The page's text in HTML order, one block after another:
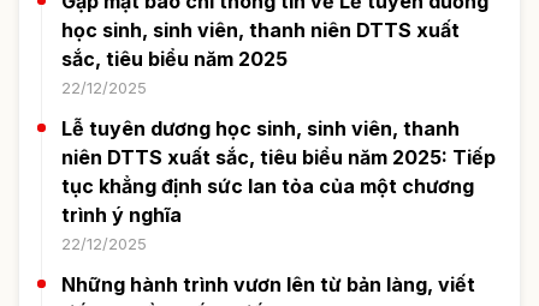
học sinh, sinh viên, thanh niên DTTS xuất
sắc, tiêu biểu năm 2025
22/12/2025
Lễ tuyên dương học sinh, sinh viên, thanh
niên DTTS xuất sắc, tiêu biểu năm 2025: Tiếp
tục khẳng định sức lan tỏa của một chương
trình ý nghĩa
22/12/2025
Những hành trình vươn lên từ bản làng, viết